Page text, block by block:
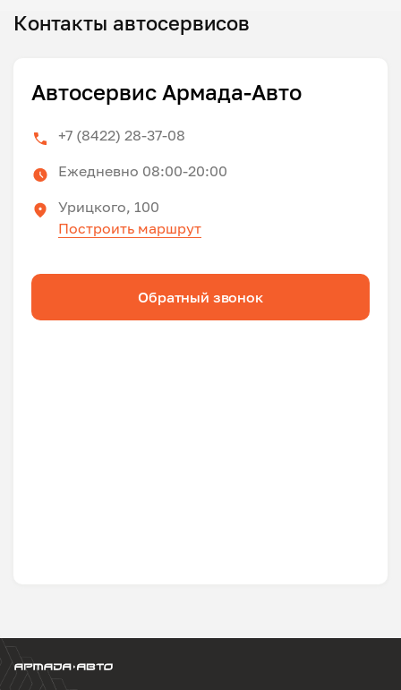
Контакты автосервисов
Автосервис Армада-Авто
+7 (8422) 28-37-08
Ежедневно 08:00-20:00
Урицкого, 100
Построить маршрут
Обратный звонок